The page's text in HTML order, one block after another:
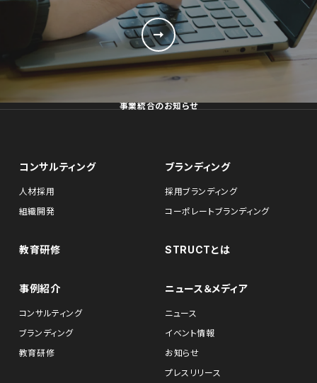
事業統合のお知らせ
コンサルティング
人材採用
組織開発
ブランディング
採用ブランディング
コーポレートブランディング
教育研修 STRUCTとは
事例紹介
コンサルティング
ブランディング
教育研修
ニュース＆メディア
ニュース
イベント情報
お知らせ
プレスリリース